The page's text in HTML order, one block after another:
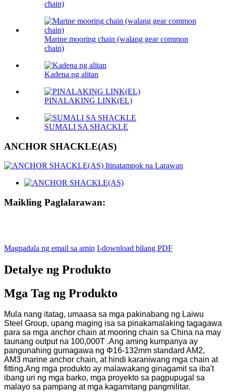
chain)
Marine mooring chain (walang gear common
chain)
Kadena ng alitan
PINALAKING LINK(EL)
SUMALI SA SHACKLE
ANCHOR SHACKLE(AS)
Maikling Paglalarawan:
Magpadala ng email sa amin I-download bilang PDF
Detalye ng Produkto
Mga Tag ng Produkto
Mula nang itatag, umaasa sa mga pakinabang ng Laiwu
Steel Group, upang maging isa sa pinakamalaking tagagawa
para sa mga anchor chain at mooring chain sa China na may
taunang output na 100,000T .Ang aming kumpanya ay
pangunahing gumagawa ng Φ16-132mm standard AM2,
AM3 marine anchor chain, at hindi karaniwang mga chain at
fitting.Ang mga produkto ay malawakang ginagamit sa iba't
ibang uri ng mga barko, mga proyekto sa pagpupugal sa
malayo sa pampang at mga kagamitang pangmilitar.